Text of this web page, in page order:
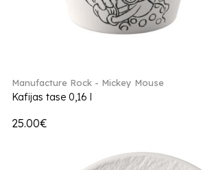
Manufacture Rock - Mickey Mouse
Kafijas tase 0,16 l
25.00€